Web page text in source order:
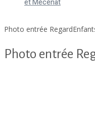
et Mécénat
Photo entrée
Photo entrée